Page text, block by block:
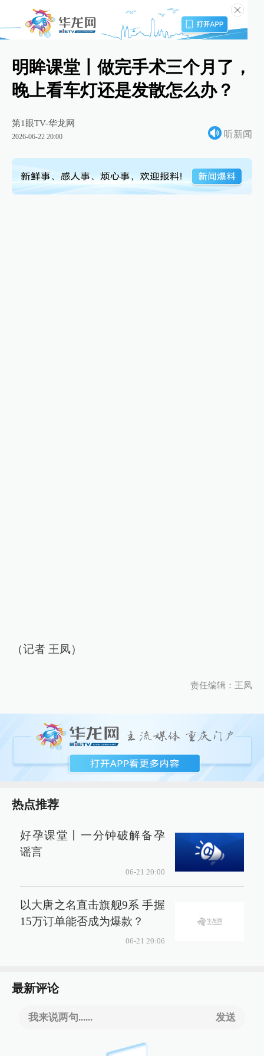
明眸课堂丨做完手术三个月了，
晚上看车灯还是发散怎么办？
第1眼TV-华龙网
2026-06-22 20:00 听新闻
（记者 王凤）
责任编辑：王凤
热点推荐
好孕课堂丨一分钟破解备孕
谣言
06-21 20:00
以大唐之名直击旗舰9系 手握
15万订单能否成为爆款？
06-21 20:06
最新评论
我来说两句...... 发送